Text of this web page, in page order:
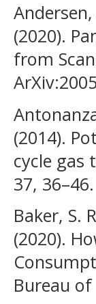
(2020).
from
(2014).
cycle gas
37, 36–46.
Baker, S.
(2020).
Bureau of